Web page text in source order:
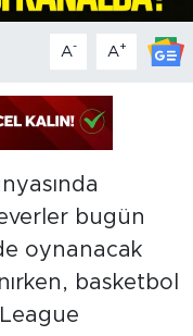
A- A+
bugün
oynanacak
basketbol